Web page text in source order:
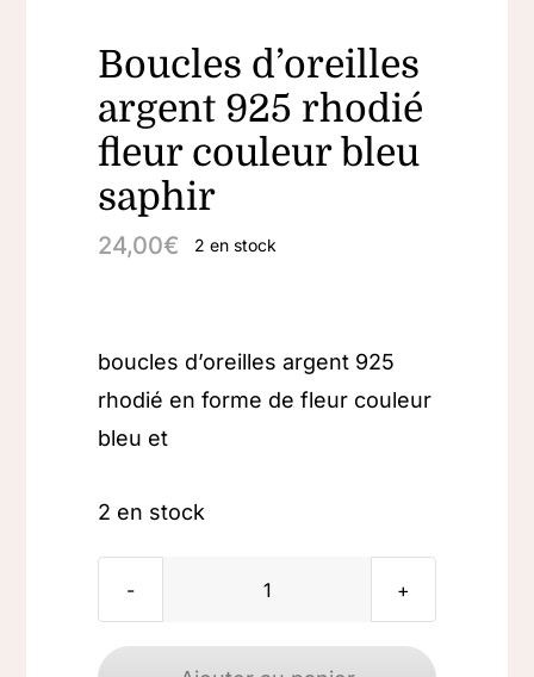
Boucles d’oreilles
argent 925 rhodié
fleur couleur bleu
saphir
24,00€ 2 en stock
boucles d’oreilles argent 925
rhodié en forme de fleur couleur
bleu et
2 en stock
quantité
Boucles